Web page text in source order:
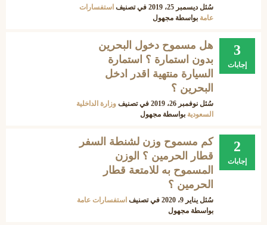
سُئل ديسمبر 25، 2019 في تصنيف استفسارات
عامة بواسطة مجهول
3
إجابات
هل مسموح دخول البحرين
بدون استمارة ؟ استمارة
السيارة منتهية اقدر ادخل
البحرين ؟
سُئل نوفمبر 26، 2019 في تصنيف وزارة الداخلية
السعودية بواسطة مجهول
2
إجابات
كم مسموح وزن لشنطة السفر
قطار الحرمين ؟ الوزن
المسموح به للامتعة قطار
الحرمين ؟
سُئل يناير 9، 2020 في تصنيف استفسارات عامة
بواسطة مجهول